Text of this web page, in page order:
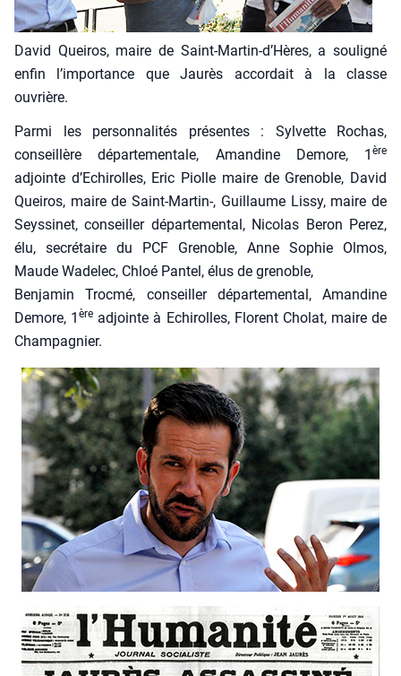
David Quei­ros, maire de Saint-Martin‑d’Hères, a sou­li­gné
enfin l’importance que Jau­rès accor­dait à la classe
ouvrière.
Par­mi les per­son­na­li­tés pré­sentes : Syl­vette Rochas,
conseillère dépar­te­men­tale, Aman­dine Demore, 1 ère
adjointe d’Echirolles, Eric Piolle maire de Gre­noble, David
Quei­ros, maire de Saint-Mar­tin‑, Guillaume Lis­sy, maire de
Seys­si­net, conseiller dépar­te­men­tal, Nico­las Beron Per­ez,
élu, secré­taire du PCF Gre­noble, Anne Sophie Olmos,
Maude Wade­lec, Chloé Pan­tel, élus de gre­noble,
Ben­ja­min Troc­mé, conseiller dépar­te­men­tal, Aman­dine
Demore, 1ère adjointe à Echi­rolles, Florent Cho­lat, maire de
Cham­pa­gnier.